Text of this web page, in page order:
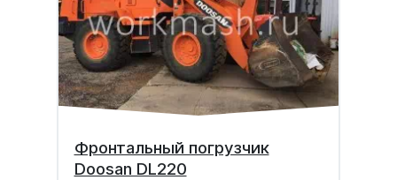
Фронтальный погрузчик
Doosan DL220